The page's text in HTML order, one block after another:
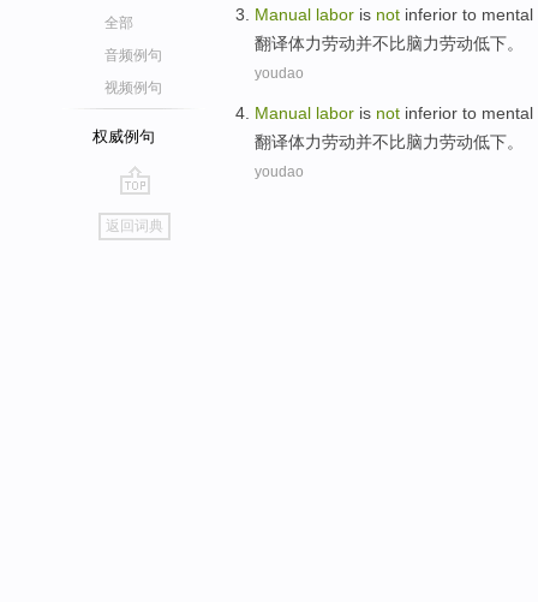
全部
音频例句
视频例句
权威例句
go
top
返回词典
Manual labor is not inferior to mental
翻译体力劳动并不比脑力劳动低下。
youdao
Manual labor is not inferior to mental
翻译体力劳动并不比脑力劳动低下。
youdao